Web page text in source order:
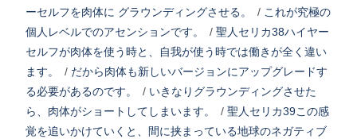
ーセルフを肉体に グラウンディングさせる。
/ これが究極の
個人レベルでのアセンションです。
/ 聖人セリカ38ハイヤー
セルフが肉体を使う時と、自我が使う時では働きが全く違い
ます。
/ だから肉体も新しいバージョンにアップグレードす
る必要があるのです。
/ いきなりグラウンディングさせた
ら、肉体がショートしてしまいます。
/ 聖人セリカ39この感
覚を追いかけていくと、間に挟まっている地球のネガティブ